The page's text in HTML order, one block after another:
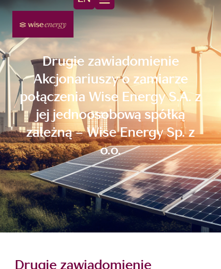
Drugie zawiadomienie
Akcjonariuszy o zamiarze
połączenia Wise Energy S.A. z
jej jednoosobową spółką
zależną – Wise Energy Sp. z
o.o.
Drugie zawiadomienie